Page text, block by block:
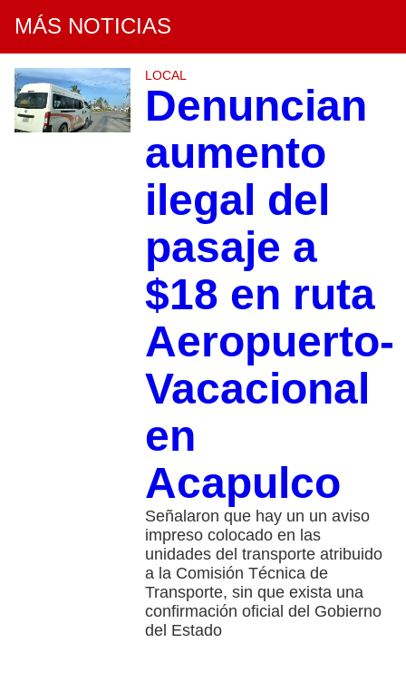
MÁS NOTICIAS
LOCAL
Denuncian
aumento
ilegal del
pasaje a
$18 en ruta
Aeropuerto-
Vacacional
en
Acapulco
Señalaron que hay un un aviso
impreso colocado en las
unidades del transporte atribuido
a la Comisión Técnica de
Transporte, sin que exista una
confirmación oficial del Gobierno
del Estado